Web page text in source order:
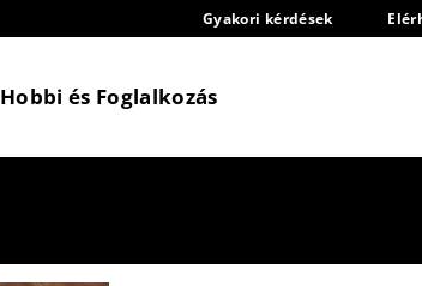
Gyakori kérdések
Hobbi és Foglalkozás